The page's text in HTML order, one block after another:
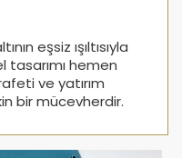
eşsiz ışıltısıyla
hemen
ve yatırım
bir mücevherdir.